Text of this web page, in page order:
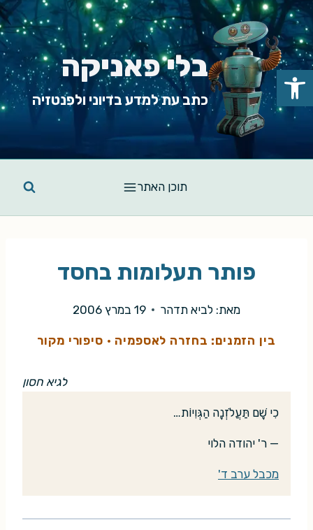
Skip
to
content
בלי פאניקה
כתב עת למדע בדיוני ולפנטזיה
תוכן האתר
פותר תעלומות בחסד
מאת: לביא תדהר 19 במרץ 2006
בין הזמנים: בחזרה לאספמיה · סיפורי מקור
לגיא חסון
כִי שָׁם תַּעֲלֹזְנָה הַגְּוִיוֹת…
— ר' יהודה הלוי
מכבל ערב ד'
פתח סרגל נגישות